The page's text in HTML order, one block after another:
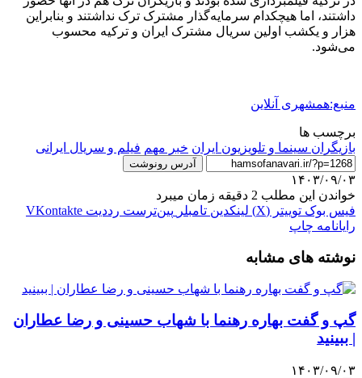
داشتند، اما هیچکدام سرمایه‌گذار مشترک ترک نداشتند و بنابراین
هزار و یکشب اولین سریال مشترک ایران و ترکیه محسوب
می‌شود.
منبع:همشهری آنلاین
برچسب ها
بازیگران سینما و تلویزیون ایران خبر مهم فیلم و سریال ایرانی
آدرس رونوشت
۱۴۰۳/۰۹/۰۳
خواندن این مطلب 2 دقیقه زمان میبرد
فیس بوک توییتر (X) لینکدین ‫تامبلر ‫پین‌ترست ‫رددیت ‫VKontakte
رایانامه چاپ
نوشته های مشابه
گپ و گفت بهاره رهنما با شهاب حسینی و رضا عطاران
| ببینید
۱۴۰۳/۰۹/۰۳